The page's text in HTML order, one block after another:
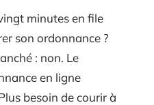
minutes en file
son ordonnance ?
: non. Le
en ligne
besoin de courir à